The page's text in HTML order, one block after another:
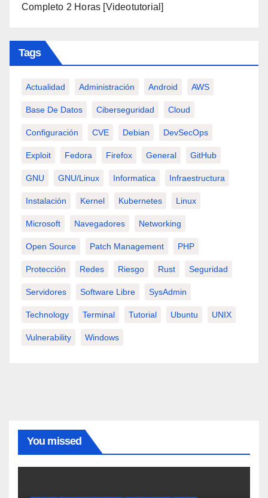
Completo 2 Horas [Videotutorial]
Tags
Actualidad Administración Android AWS
Base De Datos Ciberseguridad Cloud
Configuración CVE Debian DevSecOps
Exploit Fedora Firefox General GitHub
GNU GNU/Linux Informatica Infraestructura
Instalación Kernel Kubernetes Linux
Microsoft Navegadores Networking
Open Source Patch Management PHP
Protección Redes Riesgo Rust Seguridad
Servidores Software Libre SysAdmin
Technology Terminal Tutorial Ubuntu UNIX
Vulnerability Windows
You missed